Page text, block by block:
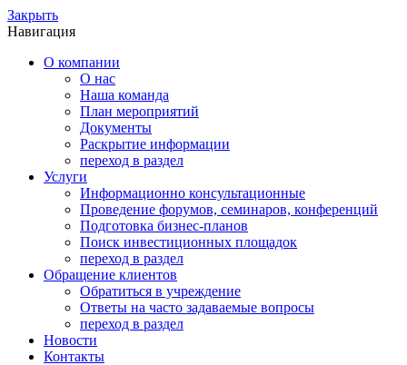
Закрыть
Навигация
О компании
О нас
Наша команда
План мероприятий
Документы
Раскрытие информации
переход в раздел
Услуги
Информационно консультационные
Проведение форумов, семинаров, конференций
Подготовка бизнес-планов
Поиск инвестиционных площадок
переход в раздел
Обращение клиентов
Обратиться в учреждение
Ответы на часто задаваемые вопросы
переход в раздел
Новости
Контакты